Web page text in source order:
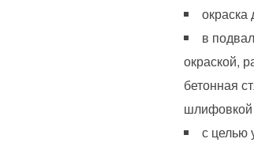
окраска
в
окраской,
бетонная
шлифовкой
с целью